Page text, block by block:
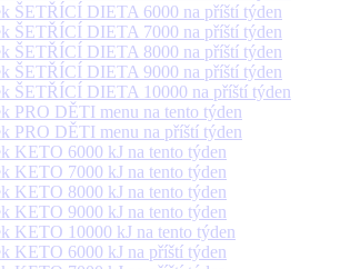
ŠETŘÍCÍ DIETA 6000 na příští týden
ŠETŘÍCÍ DIETA 7000 na příští týden
ŠETŘÍCÍ DIETA 8000 na příští týden
ŠETŘÍCÍ DIETA 9000 na příští týden
ŠETŘÍCÍ DIETA 10000 na příští týden
PRO DĚTI menu na tento týden
PRO DĚTI menu na příští týden
KETO 6000 kJ na tento týden
KETO 7000 kJ na tento týden
KETO 8000 kJ na tento týden
KETO 9000 kJ na tento týden
KETO 10000 kJ na tento týden
KETO 6000 kJ na příští týden